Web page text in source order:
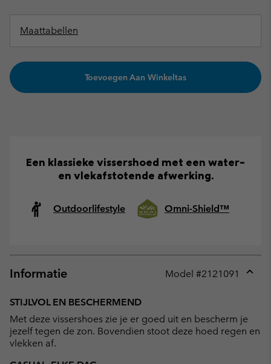
Maattabellen
Toevoegen Aan Winkeltas
Een klassieke vissershoed met een water-
en vlekafstotende afwerking.
Outdoorlifestyle Omni-Shield™
Informatie Model #2121091
STIJLVOL EN BESCHERMEND
Met deze vissershoes zie je er goed uit en bescherm je
jezelf tegen de zon. Bovendien stoot deze hoed regen en
vlekken af.